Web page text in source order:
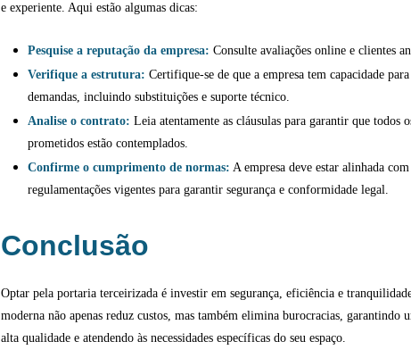
e experiente. Aqui estão algumas dicas:
Pesquise a reputação da empresa: Consulte avaliações online e clientes
Verifique a estrutura: Certifique-se de que a empresa tem capacidade para
demandas, incluindo substituições e suporte técnico.
Analise o contrato: Leia atentamente as cláusulas para garantir que todos
prometidos estão contemplados.
Confirme o cumprimento de normas: A empresa deve estar alinhada com
regulamentações vigentes para garantir segurança e conformidade legal.
Conclusão
Optar pela portaria terceirizada é investir em segurança, eficiência e
moderna não apenas reduz custos, mas também elimina burocracias, garantindo
alta qualidade e atendendo às necessidades específicas do seu espaço.